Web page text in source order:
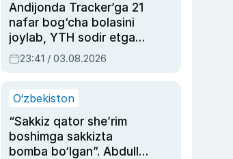
Andijonda Tracker’ga 21
nafar bog‘cha bolasini
joylab, YTH sodir etgan
ayolga sud hukmi o‘qildi
23:41 / 03.08.2026
O‘zbekiston
“Sakkiz qator she’rim
boshimga sakkizta
bomba bo‘lgan”. Abdulla